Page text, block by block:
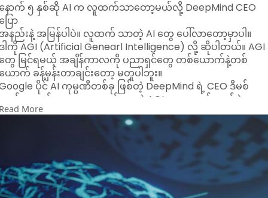
ောက် ၅ နှစ်ဆို AI က လူထက်သာတော့မယ်လို့ DeepMind CEO
ြော
နည်းနဲ့ အမြန်ပါပဲ။ လူထက် သာတဲ့ AI တွေ ပေါ်လာတော့မှာပါ။
ါကို AGI (Artificial Genearl Intelligence) လို့ ဆိုပါတယ်။ AGI
ေ မြင်ရမယ့် အချိန်ကာလကို ပညာရှင်တွေ တစ်ယောက်နဲ့တစ်
ောက် ခန့်မှန်းတာချင်းတော့ မတူပါဘူး။
ပိုင် AI ကုမ္ပဏီတစ်ခု ဖြစ်တဲ့ DeepMind ရဲ့ CEO ဒီမစ်
တ်ဆာဘစ်ကတော့ လူထက်သာတဲ့ AGI တွေ နောက် ၅ နှစ်နဲ့ ၁၀
စ်အတွင်း ပေါ်လာမယ်လို့ ထုတ်ပြောပါတယ်။ ဟက်ဆာဘစ်ကတော့
ဆိုတာကို လူလောက်နိုင်သလောက် ရှုပ်ထွေးတဲ့ လုပ်ဆောင်ချက်
ေ လုပ်နိုင်စွမ်းရှိတဲ့ စနစ်တစ်ခုလို့ သတ်မှတ်ပါတယ်။
တွေ ဘယ်လောက် အစွမ်းထက်နိုင်မလဲတော့ ဘယ်သူမှ
တိအကျ မပြောသေးပါဘူး။ ပြောဖို့ စောသေးတာလည်း ဖြစ်နိုင်ပါ
ယ်။ အပေါ်မှာ ပြောခဲ့သလို AGI ပေါ်လာမယ့် timeline ကို ခန့်မှန်း
ာတော့ တစ်ယောက်နဲ့ တစ်ယောက် မတူကြပါဘူး။
More